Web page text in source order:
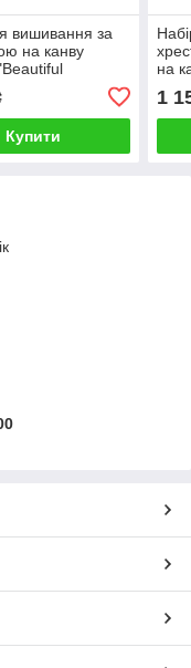
вишивання за
на канву
см
Купити
на
1